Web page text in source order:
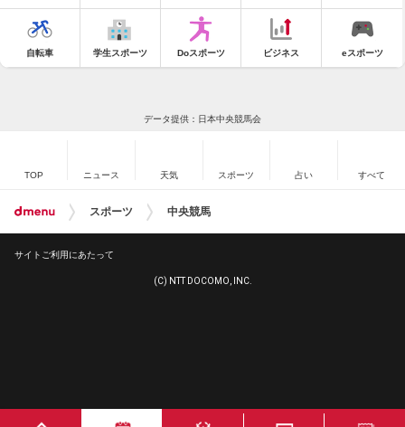
自転車 学生スポーツ Doスポーツ ビジネス eスポーツ
データ提供：日本中央競馬会
TOP ニュース 天気 スポーツ 占い すべて
スポーツ 中央競馬
サイトご利用にあたって
(C) NTT DOCOMO, INC.